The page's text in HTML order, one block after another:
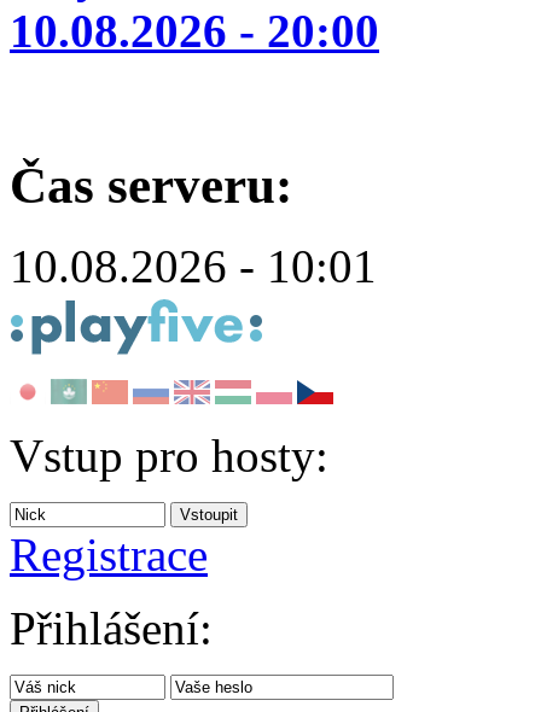
10.08.2026 - 20:00
Čas serveru:
10.08.2026 - 10:01
Vstup pro hosty:
Registrace
Přihlášení: